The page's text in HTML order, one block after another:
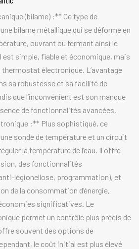
(bilame) :** Ce type de
bilame métallique qui se déforme en
ouvrant ou fermant ainsi le
est simple, fiable et économique, mais
thermostat électronique. L’avantage
sa robustesse et sa facilité de
que l’inconvénient est son manque
de fonctionnalités avancées.
:** Plus sophistiqué, ce
sonde de température et un circuit
la température de l’eau. Il offre
des fonctionnalités
légionellose, programmation), et
de la consommation d’énergie,
significatives. Le
permet un contrôle plus précis de
souvent des options de
le coût initial est plus élevé